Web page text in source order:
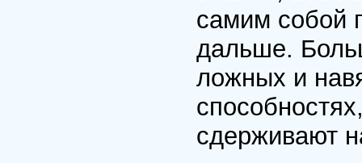
самим собой
дальше.
ложных и
сдерживают